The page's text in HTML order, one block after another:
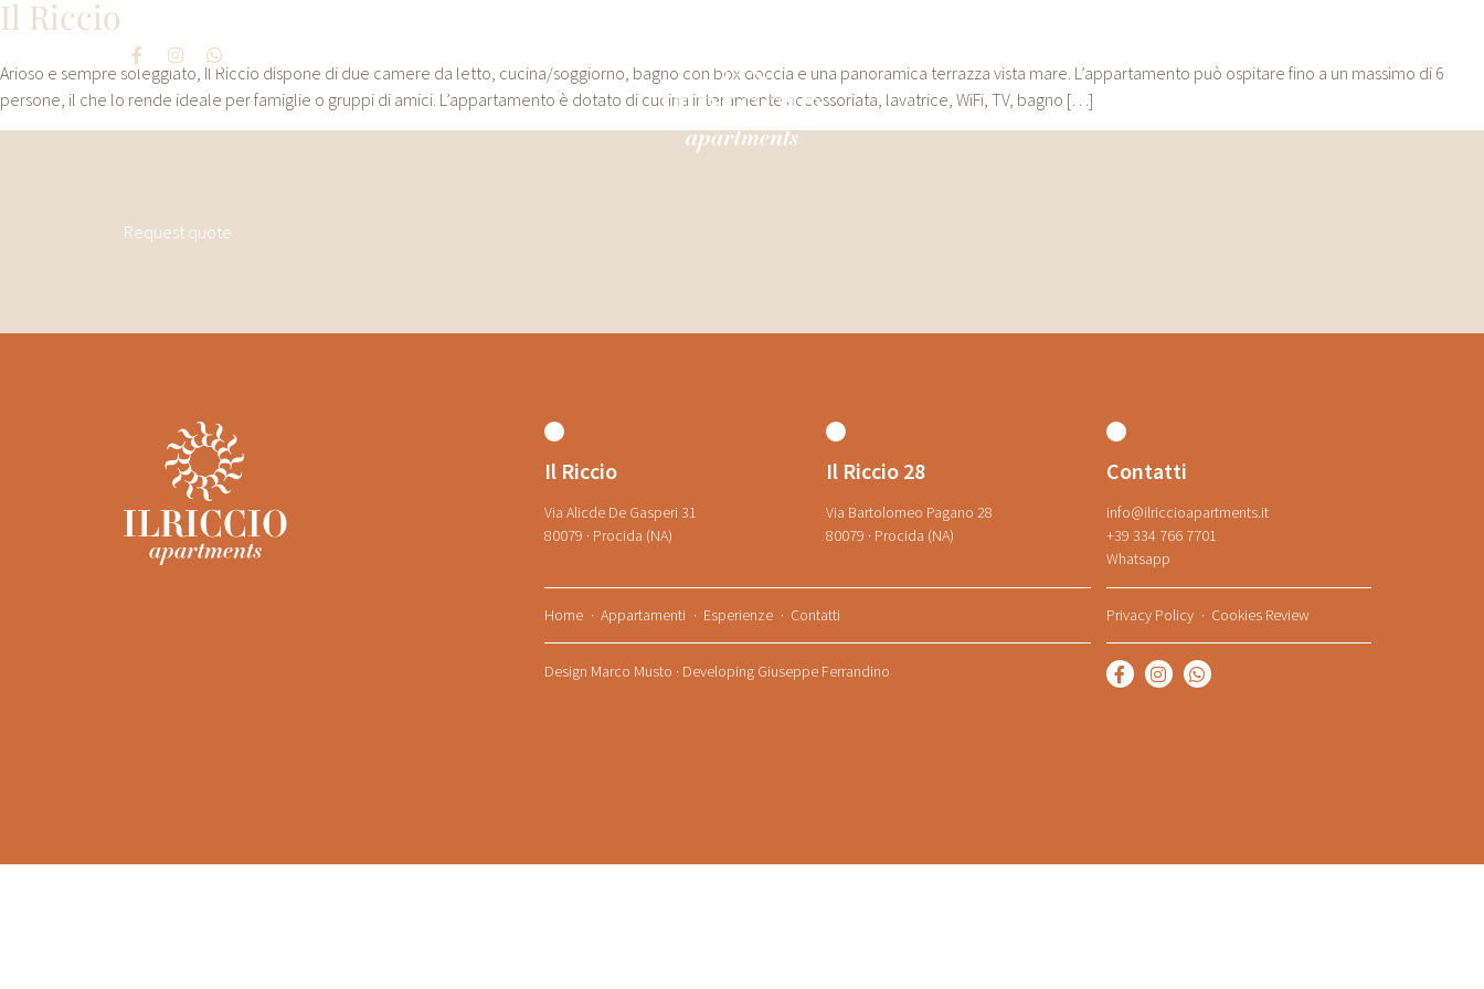
Il Riccio
Arioso e sempre soleggiato, Il Riccio dispone di due camere da letto, cucina/soggiorno, bagno con box doccia e una panoramica terrazza vista mare. L’appartamento può ospitare fino a un massimo di 6
persone, il che lo rende ideale per famiglie o gruppi di amici. L’appartamento è dotato di cucina interamente accessoriata, lavatrice, WiFi, TV, bagno […]
Request quote
Il Riccio
Via Alicde De Gasperi 31
80079 · Procida (NA)
Il Riccio 28
Via Bartolomeo Pagano 28
80079 · Procida (NA)
Contatti
info@ilriccioapartments.it
+39 334 766 7701
Whatsapp
Home Appartamenti Esperienze Contatti Privacy Policy Cookies Review
Design Marco Musto · Developing Giuseppe Ferrandino